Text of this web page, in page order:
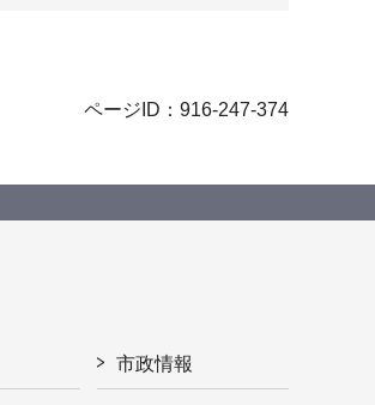
ページID：916-247-374
市政情報